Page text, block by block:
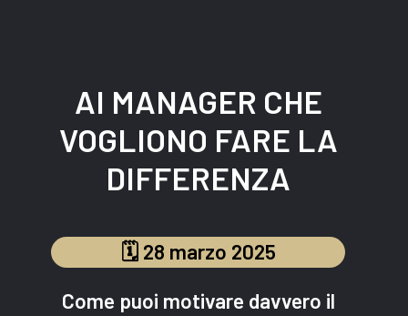
AI MANAGER CHE
VOGLIONO FARE LA
DIFFERENZA
🗓 28 marzo 2025
Come puoi motivare davvero il